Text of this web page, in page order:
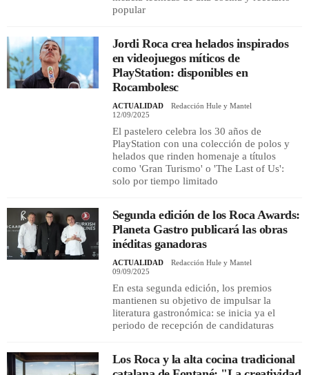
popular
Jordi Roca crea helados inspirados
en videojuegos míticos de
PlayStation: disponibles en
Rocambolesc
ACTUALIDAD
Redacción Hule y Mantel
12/09/2025
El pastelero celebra los 30 años de
PlayStation con una colección de polos y
helados que rinden homenaje a títulos
como 'Gran Turismo' o 'The Last of Us':
solo por tiempo limitado
Segunda edición de los Roca Awards:
Planeta Gastro publicará las obras
inéditas ganadoras
ACTUALIDAD
Redacción Hule y Mantel
09/09/2025
En esta segunda edición, los premios
mantienen su objetivo de impulsar la
literatura gastronómica: se inicia ya el
periodo de recepción de candidaturas
Los Roca y la alta cocina tradicional